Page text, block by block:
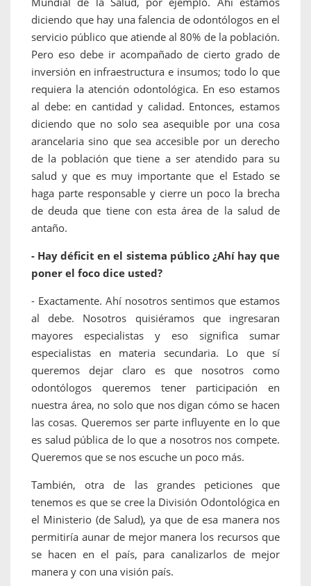
diciendo que hay una falencia de odontólogos en el
servicio público que atiende al 80% de la población.
Pero eso debe ir acompañado de cierto grado de
inversión en infraestructura e insumos; todo lo que
requiera la atención odontológica. En eso estamos
al debe: en cantidad y calidad. Entonces, estamos
diciendo que no solo sea asequible por una cosa
arancelaria sino que sea accesible por un derecho
de la población que tiene a ser atendido para su
salud y que es muy importante que el Estado se
haga parte responsable y cierre un poco la brecha
de deuda que tiene con esta área de la salud de
antaño.
- Hay déficit en el sistema público ¿Ahí hay que
poner el foco dice usted?
- Exactamente. Ahí nosotros sentimos que estamos
al debe. Nosotros quisiéramos que ingresaran
mayores especialistas y eso significa sumar
especialistas en materia secundaria. Lo que sí
queremos dejar claro es que nosotros como
odontólogos queremos tener participación en
nuestra área, no solo que nos digan cómo se hacen
las cosas. Queremos ser parte influyente en lo que
es salud pública de lo que a nosotros nos compete.
Queremos que se nos escuche un poco más.
También, otra de las grandes peticiones que
tenemos es que se cree la División Odontológica en
el Ministerio (de Salud), ya que de esa manera nos
permitiría aunar de mejor manera los recursos que
se hacen en el país, para canalizarlos de mejor
manera y con una visión país.